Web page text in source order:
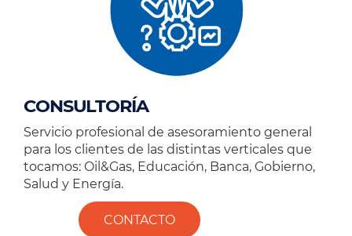
CONSULTORÍA
Servicio profesional de asesoramiento general
para los clientes de las distintas verticales que
tocamos: Oil&Gas, Educación, Banca, Gobierno,
Salud y Energía.
CONTACTO